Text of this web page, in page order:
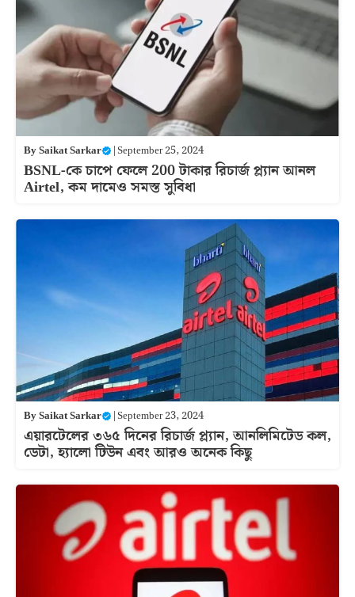
BySaikat Sarkar |September 25, 2024
BSNL-কে চাপে ফেলে 200 টাকার রিচার্জ প্ল্যান আনল
Airtel, কম দামেও সমস্ত সুবিধা
BySaikat Sarkar |September 23, 2024
এয়ারটেলের ৩৬৫ দিনের রিচার্জ প্ল্যান, আনলিমিটেড কল,
ডেটা, হ্যালো টিউন এবং আরও অনেক কিছু